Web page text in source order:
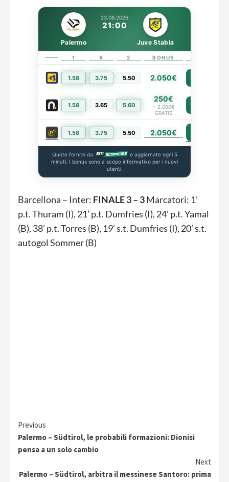
23.08.2026
21:00
Palermo Juve Stabia
1 X 2 BONUS
1.58 3.75 5.50 2.050€
1.58 3.65 5.60
250€
+ 2.000€
GRATIS
1.58 3.75 5.50 2.050€
Quote fornite da
e aggiornate ogni 5
minuti. I bonus sono a scopo informativo per i nuovi
utenti.
Barcellona – Inter: FINALE 3 – 3Marcatori: 1’
p.t. Thuram (I), 21’ p.t. Dumfries (I), 24’ p.t. Yamal
(B), 38’ p.t. Torres (B), 19’ s.t. Dumfries (I), 20’ s.t.
autogol Sommer (B)
Continue
Reading
Previous
Palermo – Südtirol, le probabili formazioni: Dionisi
pensa a un solo cambio
Next
Palermo – Südtirol, arbitra il messinese Santoro: prima